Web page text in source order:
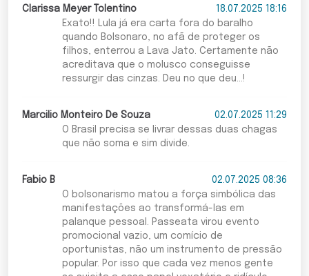
Clarissa Meyer Tolentino
18.07.2025 18:16
Exato!! Lula já era carta fora do baralho
quando Bolsonaro, no afã de proteger os
filhos, enterrou a Lava Jato. Certamente não
acreditava que o molusco conseguisse
ressurgir das cinzas. Deu no que deu...!
Marcilio Monteiro De Souza
02.07.2025 11:29
O Brasil precisa se livrar dessas duas chagas
que não soma e sim divide.
Fabio B
02.07.2025 08:36
O bolsonarismo matou a força simbólica das
manifestações ao transformá-las em
palanque pessoal. Passeata virou evento
promocional vazio, um comício de
oportunistas, não um instrumento de pressão
popular. Por isso que cada vez menos gente